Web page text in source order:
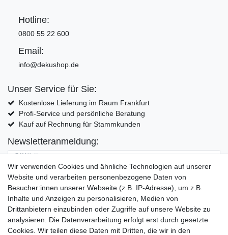
Hotline:
0800 55 22 600
Email:
info@dekushop.de
Unser Service für Sie:
Kostenlose Lieferung im Raum Frankfurt
Profi-Service und persönliche Beratung
Kauf auf Rechnung für Stammkunden
Newsletteranmeldung:
E-MAIL **
Hiermit bestätige ich, dass ich die Daten­schutz­erklärung
Einwilligung kann ich jederzeit widerrufen.**
Abonnieren
** Hierbei handelt es sich um ein Pflichtfeld.
Wir verwenden Cookies und ähnliche Technologien auf unserer
Website und verarbeiten personenbezogene Daten von
Besucher:innen unserer Webseite (z.B. IP-Adresse), um z.B.
Inhalte und Anzeigen zu personalisieren, Medien von
Drittanbietern einzubinden oder Zugriffe auf unsere Website zu
analysieren. Die Datenverarbeitung erfolgt erst durch gesetzte
Cookies. Wir teilen diese Daten mit Dritten, die wir in den